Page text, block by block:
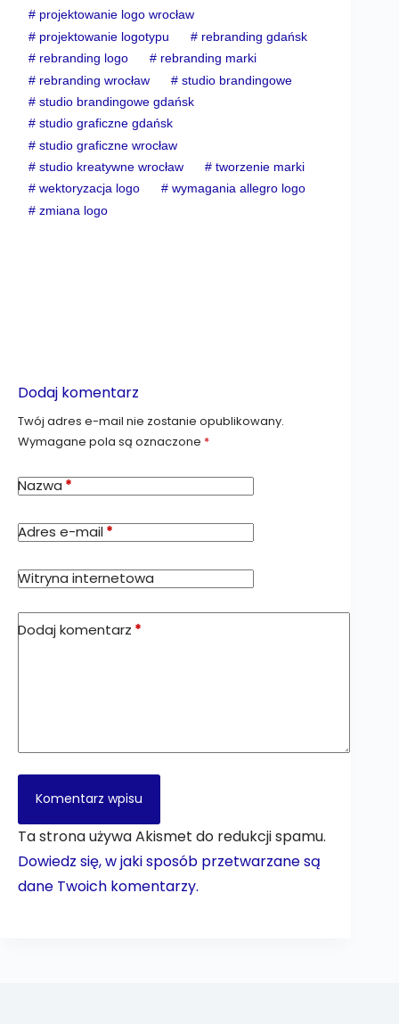
#projektowanie logo wrocław
#projektowanie logotypu #rebranding gdańsk
#rebranding logo #rebranding marki
#rebranding wrocław #studio brandingowe
#studio brandingowe gdańsk
#studio graficzne gdańsk
#studio graficzne wrocław
#studio kreatywne wrocław #tworzenie marki
#wektoryzacja logo #wymagania allegro logo
#zmiana logo
Dodaj komentarz
Twój adres e-mail nie zostanie opublikowany.
Wymagane pola są oznaczone *
Nazwa *
Adres e-mail*
Witryna internetowa
Dodaj komentarz *
Komentarz wpisu
Ta strona używa Akismet do redukcji spamu.
Dowiedz się, w jaki sposób przetwarzane są
dane Twoich komentarzy.